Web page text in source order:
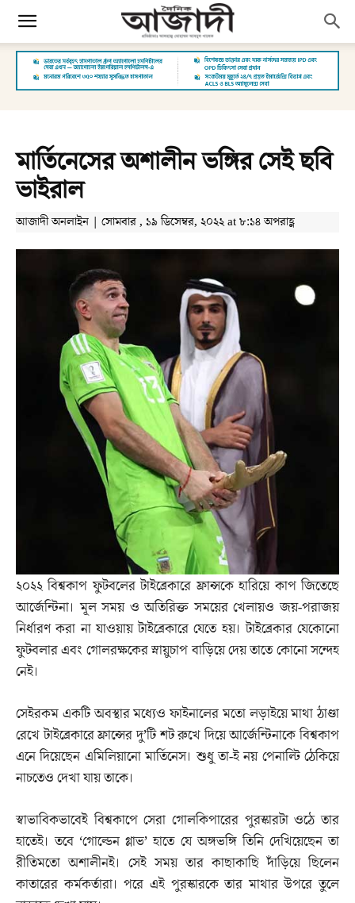
মার্তিনেসের অশালীন ভঙ্গির সেই ছবি
ভাইরাল
আজাদী অনলাইন | সোমবার , ১৯ ডিসেম্বর, ২০২২ at ৮:১৪ অপরাহ্ণ
২০২২ বিশ্বকাপ ফুটবলের টাইব্রেকারে ফ্রান্সকে হারিয়ে কাপ জিতেছে
আর্জেন্টিনা। মূল সময় ও অতিরিক্ত সময়ের খেলায়ও জয়-পরাজয়
নির্ধারণ করা না যাওয়ায় টাইব্রেকারে যেতে হয়। টাইব্রেকার যেকোনো
ফুটবলার এবং গোলরক্ষকের স্নায়ুচাপ বাড়িয়ে দেয় তাতে কোনো সন্দেহ
নেই।
সেইরকম একটি অবস্থার মধ্যেও ফাইনালের মতো লড়াইয়ে মাথা ঠাণ্ডা
রেখে টাইব্রেকারে ফ্রান্সের দু’টি শট রুখে দিয়ে আর্জেন্টিনাকে বিশ্বকাপ
এনে দিয়েছেন এমিলিয়ানো মার্তিনেস। শুধু তা-ই নয় পেনাল্টি ঠেকিয়ে
নাচতেও দেখা যায় তাকে।
স্বাভাবিকভাবেই বিশ্বকাপে সেরা গোলকিপারের পুরস্কারটা ওঠে তার
হাতেই। তবে ‘গোল্ডেন গ্লাভ’ হাতে যে অঙ্গভঙ্গি তিনি দেখিয়েছেন তা
রীতিমতো অশালীনই। সেই সময় তার কাছাকাছি দাঁড়িয়ে ছিলেন
কাতারের কর্মকর্তারা। পরে এই পুরস্কারকে তার মাথার উপরে তুলে